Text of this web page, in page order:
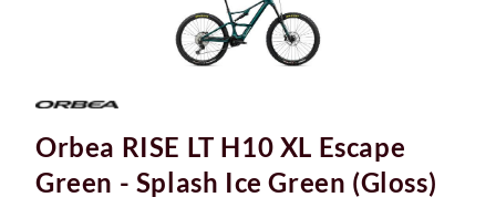
Orbea RISE LT H10 XL Escape
Green - Splash Ice Green (Gloss)